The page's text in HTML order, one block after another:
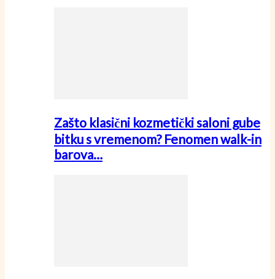
Zašto klasični kozmetički saloni gube
bitku s vremenom? Fenomen walk-in
barova…